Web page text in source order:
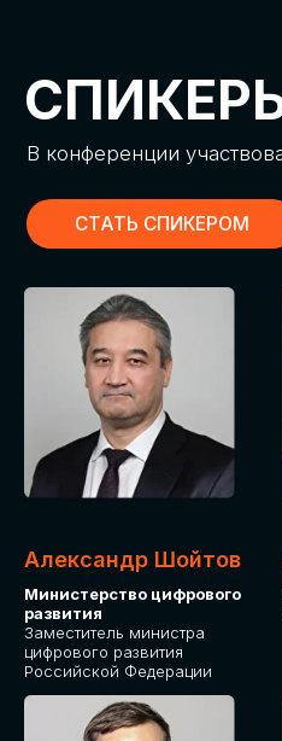
Александр Шойтов
Министерство цифрового
развития
Заместитель министра
цифрового развития
Российской Федерации